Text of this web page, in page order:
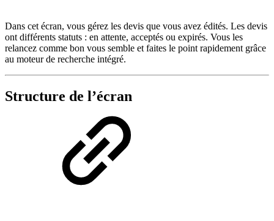
Dans cet écran, vous gérez les devis que vous avez édités. Les devis
ont différents statuts : en attente, acceptés ou expirés. Vous les
relancez comme bon vous semble et faites le point rapidement grâce
au moteur de recherche intégré.
Structure de l’écran